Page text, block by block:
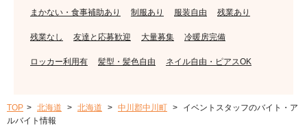
まかない・食事補助あり 制服あり 服装自由 残業あり
残業なし 友達と応募歓迎 大量募集 冷暖房完備
ロッカー利用有 髪型・髪色自由 ネイル自由・ピアスOK
TOP 北海道 北海道 中川郡中川町
イベントスタッフのバイト・ア
ルバイト情報